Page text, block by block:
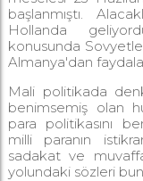
başlanmıştı.
Hollanda
konusunda
Almanya'dan
Mali politikada
benimsemiş olan
para politikasını
milli paranın
sadakat ve
yolundaki sözleri